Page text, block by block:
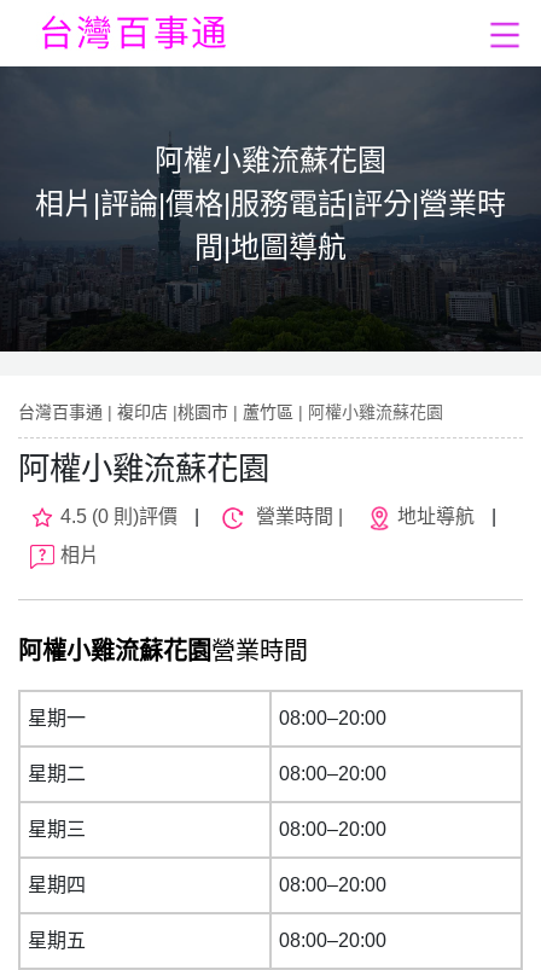
阿權小雞流蘇花園
相片|評論|價格|服務電話|評分|營業時
間|地圖導航
台灣百事通 | 複印店 |桃園市 | 蘆竹區 | 阿權小雞流蘇花園
阿權小雞流蘇花園
4.5 (0 則)評價 營業時間 | 地址導航
相片
阿權小雞流蘇花園營業時間
星期一 08:00–20:00
星期二 08:00–20:00
星期三 08:00–20:00
星期四 08:00–20:00
星期五 08:00–20:00